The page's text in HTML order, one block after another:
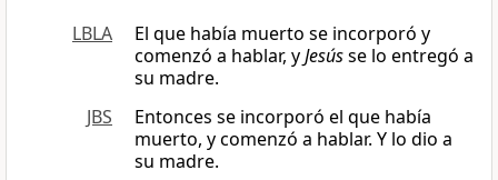
LBLA
El que había muerto se incorporó y
comenzó a hablar, yJesússe lo entregó a
su madre.
JBS
Entonces se incorporó el que había
muerto, y comenzó a hablar. Y lo dio a
su madre.